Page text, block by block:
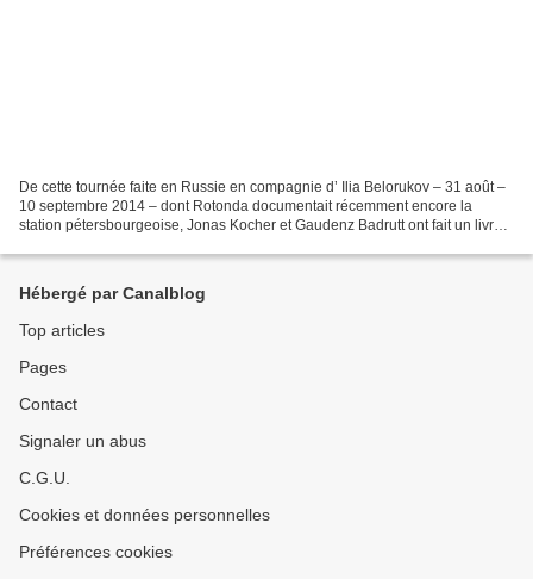
De cette tournée faite en Russie en compagnie d’ Ilia Belorukov – 31 août –
10 septembre 2014 – dont Rotonda documentait récemment encore la
station pétersbourgeoise, Jonas Kocher et Gaudenz Badrutt ont fait un livre
Hébergé par Canalblog
Top articles
Pages
Contact
Signaler un abus
C.G.U.
Cookies et données personnelles
Préférences cookies